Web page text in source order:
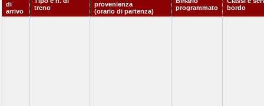
di
arrivo
treno
provenienza
(orario di partenza)
programmato
bordo